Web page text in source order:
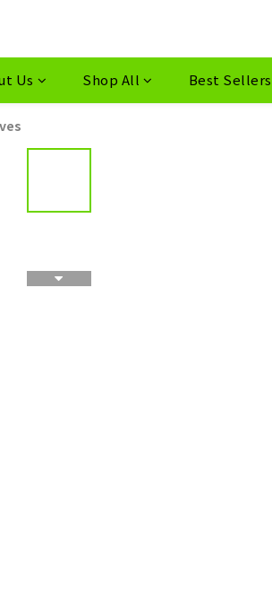
Us Shop All Best Sellers